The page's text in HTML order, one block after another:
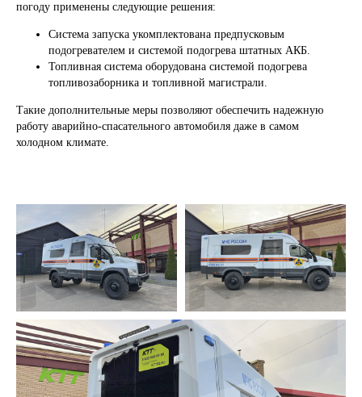
погоду применены следующие решения:
Система запуска укомплектована предпусковым
подогревателем и системой подогрева штатных АКБ.
Топливная система оборудована системой подогрева
топливозаборника и топливной магистрали.
Такие дополнительные меры позволяют обеспечить надежную
работу аварийно-спасательного автомобиля даже в самом
холодном климате.